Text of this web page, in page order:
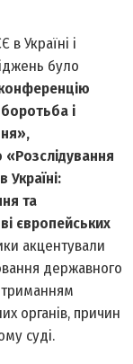
Україні і
було
і
та
європейських
акцентували
державного
органів, причин
суді.